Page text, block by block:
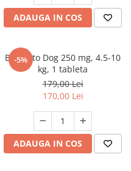
ADAUGA IN COS
-5%
Bravecto Dog 250 mg, 4.5-10
kg, 1 tableta
179,00 Lei
170,00 Lei
ADAUGA IN COS